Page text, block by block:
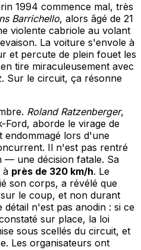
1994 commence mal, très
Barrichello, alors âgé de 21
violente cabriole au volant
La voiture s'envole à
et percute de plein fouet les
tire miraculeusement avec
Sur le circuit, ça résonne
Roland Ratzenberger,
Ford, aborde le virage de
endommagé lors d'une
Il n'est pas rentré
— une décision fatale. Sa
à près de 320 km/h. Le
son corps, a révélé que
le coup, et non durant
n'est pas anodin : si ce
sur place, la loi
sous scellés du circuit, et
Les organisateurs ont